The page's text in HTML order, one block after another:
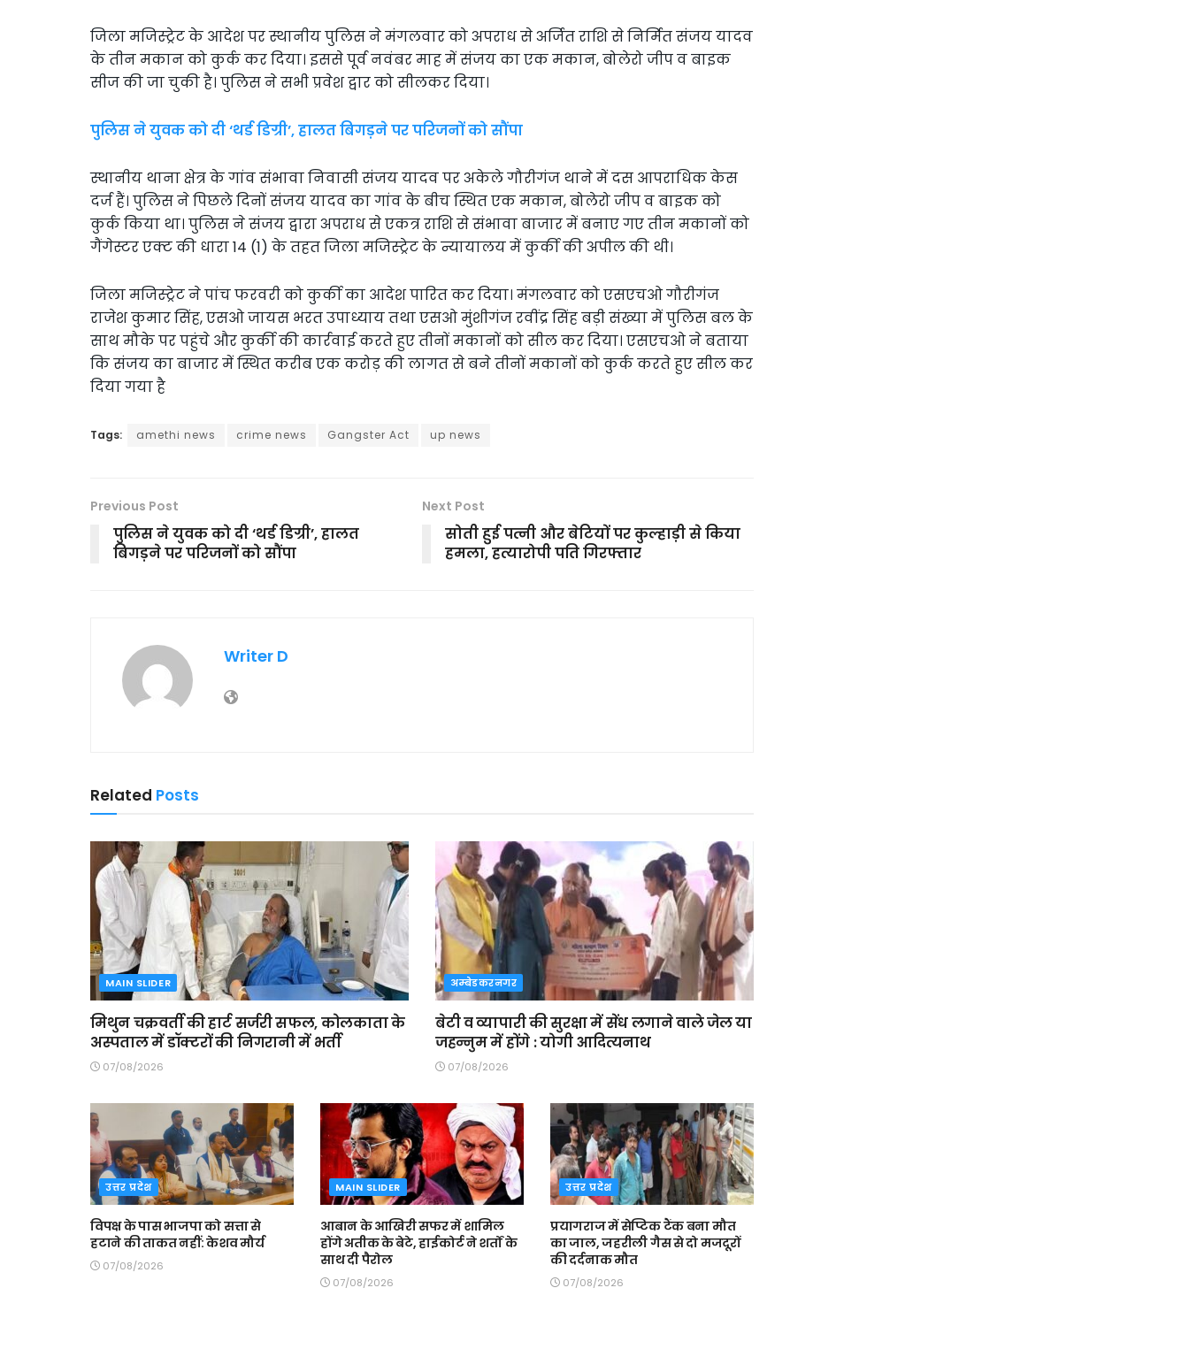
जिला मजिस्ट्रेट के आदेश पर स्थानीय पुलिस ने मंगलवार को अपराध से अर्जित राशि से निर्मित संजय यादव
के तीन मकान को कुर्क कर दिया। इससे पूर्व नवंबर माह में संजय का एक मकान, बोलेरो जीप व बाइक
सीज की जा चुकी है। पुलिस ने सभी प्रवेश द्वार को सीलकर दिया।
पुलिस ने युवक को दी ‘थर्ड डिग्री’, हालत बिगड़ने पर परिजनों को सौंपा
स्थानीय थाना क्षेत्र के गांव संभावा निवासी संजय यादव पर अकेले गौरीगंज थाने में दस आपराधिक केस
दर्ज हैं। पुलिस ने पिछले दिनों संजय यादव का गांव के बीच स्थित एक मकान, बोलेरो जीप व बाइक को
कुर्क किया था। पुलिस ने संजय द्वारा अपराध से एकत्र राशि से संभावा बाजार में बनाए गए तीन मकानों को
गैंगेस्टर एक्ट की धारा 14 (1) के तहत जिला मजिस्ट्रेट के न्यायालय में कुर्की की अपील की थी।
जिला मजिस्ट्रेट ने पांच फरवरी को कुर्की का आदेश पारित कर दिया। मंगलवार को एसएचओ गौरीगंज
राजेश कुमार सिंह, एसओ जायस भरत उपाध्याय तथा एसओ मुंशीगंज रवींद्र सिंह बड़ी संख्या में पुलिस बल के
साथ मौके पर पहुंचे और कुर्की की कार्रवाई करते हुए तीनों मकानों को सील कर दिया। एसएचओ ने बताया
कि संजय का बाजार में स्थित करीब एक करोड़ की लागत से बने तीनों मकानों को कुर्क करते हुए सील कर
दिया गया है
Tags: amethi news crime news Gangster Act up news
Previous Post
पुलिस ने युवक को दी ‘थर्ड डिग्री’, हालत
बिगड़ने पर परिजनों को सौंपा
Next Post
सोती हुई पत्नी और बेटियों पर कुल्हाड़ी से किया
हमला, हत्यारोपी पति गिरफ्तार
Writer D
Related Posts
MAIN SLIDER
मिथुन चक्रवर्ती की हार्ट सर्जरी सफल, कोलकाता के
अस्पताल में डॉक्टरों की निगरानी में भर्ती
07/08/2026
अम्बेडकरनगर
बेटी व व्यापारी की सुरक्षा में सेंध लगाने वाले जेल या
जहन्नुम में होंगे : योगी आदित्यनाथ
07/08/2026
उत्तर प्रदेश
विपक्ष के पास भाजपा को सत्ता से
हटाने की ताकत नहीं: केशव मौर्य
07/08/2026
MAIN SLIDER
आबान के आखिरी सफर में शामिल
होंगे अतीक के बेटे, हाईकोर्ट ने शर्तों के
साथ दी पैरोल
07/08/2026
उत्तर प्रदेश
प्रयागराज में सेप्टिक टैंक बना मौत
का जाल, जहरीली गैस से दो मजदूरों
की दर्दनाक मौत
07/08/2026